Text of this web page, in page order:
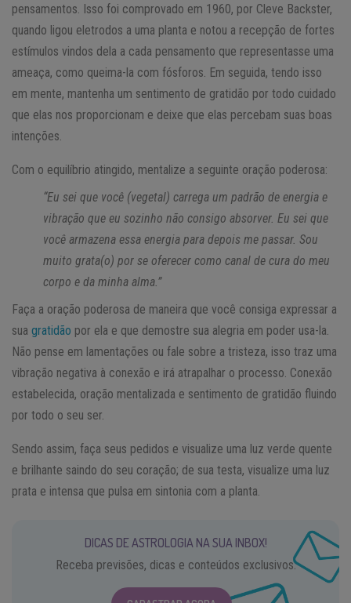
pensamentos. Isso foi comprovado em 1960, por Cleve Backster,
quando ligou eletrodos a uma planta e notou a recepção de fortes
estímulos vindos dela a cada pensamento que representasse uma
ameaça, como queima-la com fósforos. Em seguida, tendo isso
em mente, mantenha um sentimento de gratidão por todo cuidado
que elas nos proporcionam e deixe que elas percebam suas boas
intenções.
Com o equilíbrio atingido, mentalize a seguinte oração poderosa:
“Eu sei que você (vegetal) carrega um padrão de energia e
vibração que eu sozinho não consigo absorver. Eu sei que
você armazena essa energia para depois me passar. Sou
muito grata(o) por se oferecer como canal de cura do meu
corpo e da minha alma.”
Faça a oração poderosa de maneira que você consiga expressar a
sua gratidão por ela e que demostre sua alegria em poder usa-la.
Não pense em lamentações ou fale sobre a tristeza, isso traz uma
vibração negativa à conexão e irá atrapalhar o processo. Conexão
estabelecida, oração mentalizada e sentimento de gratidão fluindo
por todo o seu ser.
Sendo assim, faça seus pedidos e visualize uma luz verde quente
e brilhante saindo do seu coração; de sua testa, visualize uma luz
prata e intensa que pulsa em sintonia com a planta.
DICAS DE ASTROLOGIA NA SUA INBOX!
Receba previsões, dicas e conteúdos exclusivos.